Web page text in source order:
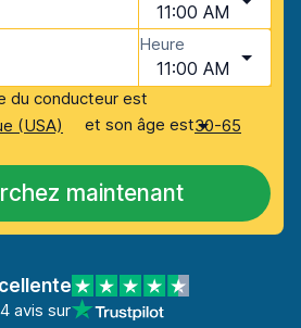
11:00 AM
Heure
11:00 AM
du conducteur est
(USA)
et son âge est30-65
maintenant
avis sur